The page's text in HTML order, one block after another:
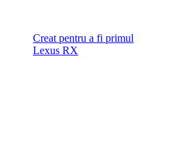
Creat pentru a fi primul
Lexus RX